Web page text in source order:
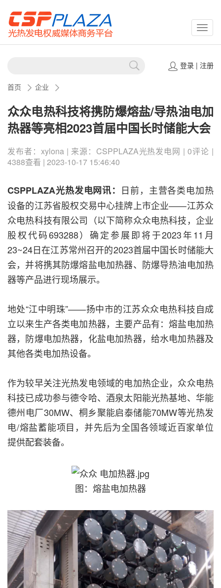
登录| 注册
首页 企业
众众电热科技将携防爆熔盐/导热油电加
热器等亮相2023首届中国长时储能大会
发布者：xylona | 来源：CSPPLAZA光热发电网 | 0评论 |
4388查看 | 2023-10-17 15:46:40
CSPPLAZA光热发电网讯： 日前，主营各类电加热
设备的江苏省股权交易中心挂牌上市企业——江苏众
众电热科技有限公司（以下简称众众电热科技，企业
股权代码693288）确定参展即将于2023年11月
23~24日在江苏常州召开的2023首届中国长时储能大
会，并将携其防爆熔盐电加热器、防爆导热油电加热
器等产品进行现场展示。
地处“江中明珠”——扬中市的江苏众众电热科技自成
立以来生产各类电加热器，主要产品有：熔盐电加热
器，防爆电加热器，化盐电加热器，给水电加热器及
其他各类电加热设备。
作为较早关注光热发电领域的电加热企业，众众电热
科技已成功参与德令哈、酒泉太阳能光热基地、华能
德州电厂30MW、桐乡聚能启泰储能70MW等光热发
电/熔盐蓄能项目，并先后为全国各领域近百家单位
提供配套装备。
图：熔盐电加热器